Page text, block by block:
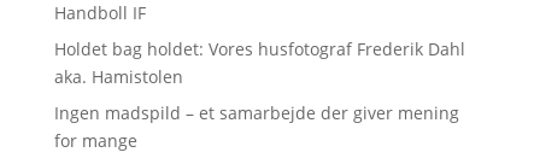
Handboll IF
Holdet bag holdet: Vores husfotograf Frederik Dahl
aka. Hamistolen
Ingen madspild – et samarbejde der giver mening
for mange